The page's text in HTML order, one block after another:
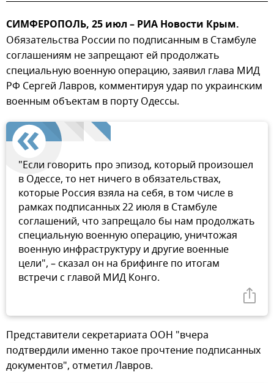
СИМФЕРОПОЛЬ, 25 июл – РИА Новости Крым.
Обязательства России по подписанным в Стамбуле
соглашениям не запрещают ей продолжать
специальную военную операцию, заявил глава МИД
РФ Сергей Лавров, комментируя удар по украинским
военным объектам в порту Одессы.
"Если говорить про эпизод, который произошел
в Одессе, то нет ничего в обязательствах,
которые Россия взяла на себя, в том числе в
рамках подписанных 22 июля в Стамбуле
соглашений, что запрещало бы нам продолжать
специальную военную операцию, уничтожая
военную инфраструктуру и другие военные
цели", – сказал он на брифинге по итогам
встречи с главой МИД Конго.
Представители секретариата ООН "вчера
подтвердили именно такое прочтение подписанных
документов", отметил Лавров.